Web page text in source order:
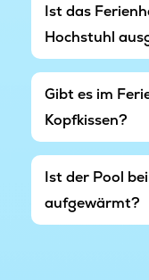
Ist das
Hochstuhl
Gibt es im
Kopfkissen?
Ist der Pool
aufgewärmt?